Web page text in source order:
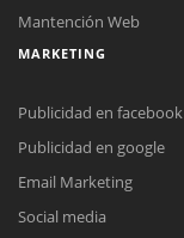
Mantención Web
MARKETING
Publicidad en facebook
Publicidad en google
Email Marketing
Social media